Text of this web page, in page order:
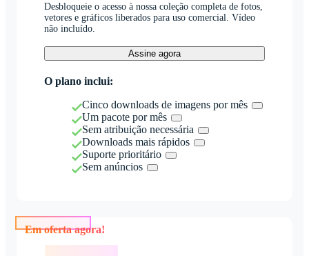
Desbloqueie o acesso à nossa coleção completa de fotos,
vetores e gráficos liberados para uso comercial. Vídeo
não incluído.
Assine agora
O plano inclui:
Cinco downloads de imagens por mês
Um pacote por mês
Sem atribuição necessária
Downloads mais rápidos
Suporte prioritário
Sem anúncios